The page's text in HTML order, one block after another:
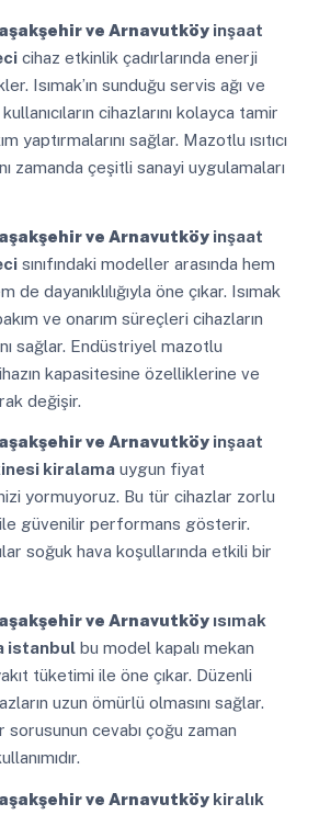
ve Arnavutköyinşaat
cihaz etkinlik çadırlarında enerji
Isımak’ın sunduğu servis ağı ve
cihazlarını kolayca tamir
yaptırmalarını sağlar. Mazotlu ısıtıcı
zamanda çeşitli sanayi uygulamaları
ve Arnavutköyinşaat
sınıfındaki modeller arasında hem
dayanıklılığıyla öne çıkar. Isımak
ve onarım süreçleri cihazların
sağlar. Endüstriyel mazotlu
cihazın kapasitesine özelliklerine ve
değişir.
ve Arnavutköyinşaat
kiralamauygun fiyat
yormuyoruz. Bu tür cihazlar zorlu
güvenilir performans gösterir.
soğuk hava koşullarında etkili bir
ve Arnavutköyısımak
istanbulbu model kapalı mekan
tüketimi ile öne çıkar. Düzenli
uzun ömürlü olmasını sağlar.
sorusunun cevabı çoğu zaman
ve Arnavutköykiralık